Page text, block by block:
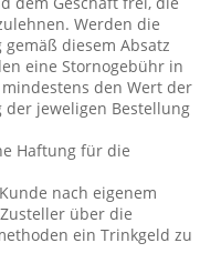
Werden die
diesem Absatz
eine Stornogebühr in
den Wert der
jeweligen Bestellung
Haftung für die
nach eigenem
über die
ein Trinkgeld zu